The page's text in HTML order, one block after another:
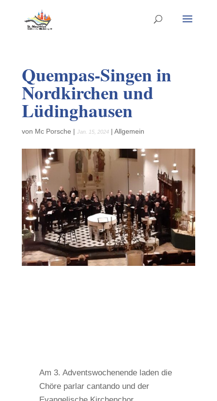
Quempas-Singen in
Nordkirchen und
Lüdinghausen
von Mc Porsche | Jan. 15, 2024| Allgemein
Am 3. Adventswochenende laden die
Chöre parlar cantando und der